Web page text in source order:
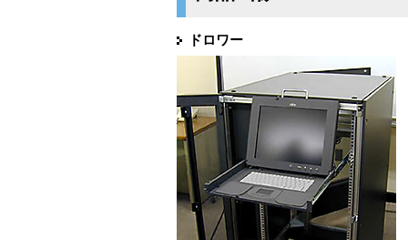
ドロワー